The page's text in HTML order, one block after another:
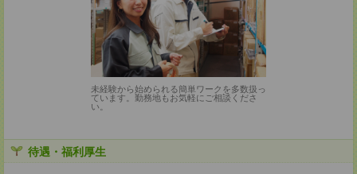
未経験から始められる簡単ワークを多数扱っ
ています。勤務地もお気軽にご相談くださ
い。
待遇・福利厚生